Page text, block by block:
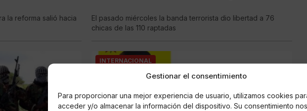
Gestionar el consentimiento
Para proporcionar una mejor experiencia de usuario, utilizamos cookies
acceder y/o almacenar la información del dispositivo. Su consentimiento nos
la reforma salió hacia
El pasado miércoles la banda terrorista dio libertad a 76
chicas de las 110 raptadas
INTERNACIONAL